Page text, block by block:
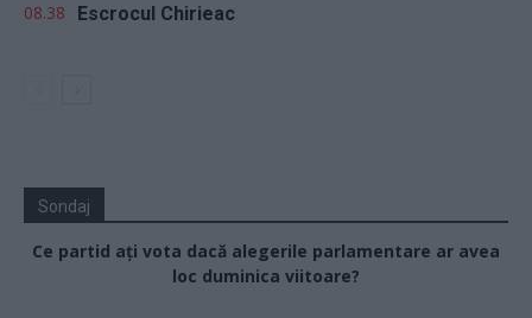
08.38 Escrocul Chirieac
Sondaj
Ce partid ați vota dacă alegerile parlamentare ar avea
loc duminica viitoare?